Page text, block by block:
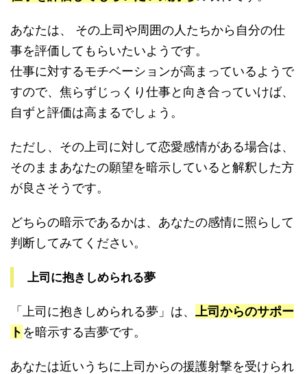
あなたは、 その上司や周囲の人たちから自分の仕
事を評価してもらいたいようです。
仕事に対するモチベーションが高まっているようで
すので、焦らずじっくり仕事と向き合っていけば、
自ずと評価は高まるでしょう。
ただし、その上司に対して恋愛感情がある場合は、
そのままあなたの願望を暗示していると解釈した方
が良さそうです。
どちらの暗示であるかは、あなたの感情に照らして
判断してみてください。
上司に抱きしめられる夢
「上司に抱きしめられる夢」は、
上司からのサポー
ト を暗示する吉夢です。
あなたは近いうちに上司からの援護射撃を受けられ